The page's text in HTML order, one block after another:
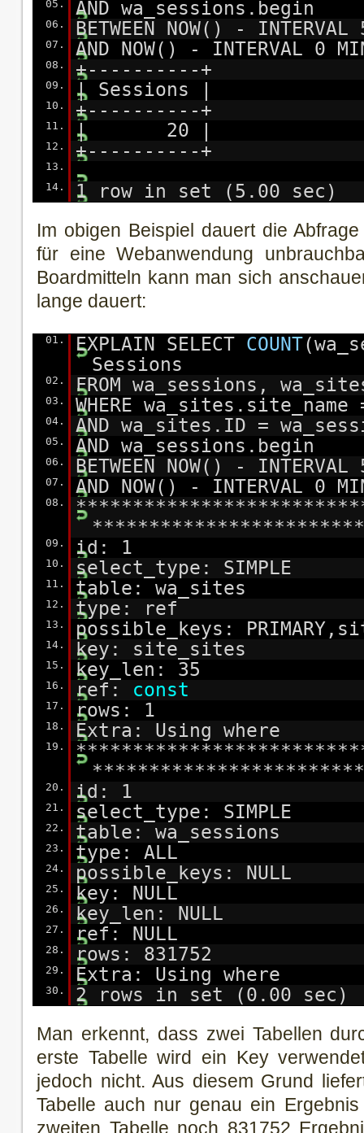
05. AND wa_sessions.begin
06. BETWEEN NOW() - INTERVAL
07. AND NOW() - INTERVAL 0
08. +----------+
09. | Sessions |
10. +----------+
11. | 20 |
12. +----------+
13.
14.
1 row in set (5.00 sec)
Im obigen Beispiel dauert die
für eine Webanwendung
Boardmitteln kann man sich
lange dauert:
01. EXPLAIN SELECT COUNT
Sessions
02. FROM wa_sessions,
03. WHERE
04. AND wa_sites.ID =
05. AND wa_sessions.begin
06. BETWEEN NOW() - INTERVAL
07. AND NOW() - INTERVAL 0
08.
09. id: 1
10. select_type: SIMPLE
11. table: wa_sites
12. type: ref
13. possible_keys:
14. key: site_sites
15. key_len: 35
16. ref: const
17. rows: 1
18. Extra: Using where
19.
20. id: 1
21. select_type: SIMPLE
22. table: wa_sessions
23. type: ALL
24. possible_keys: NULL
25. key: NULL
26. key_len: NULL
27. ref: NULL
28. rows: 831752
29. Extra: Using where
30.
2 rows in set (0.00 sec)
Man erkennt, dass zwei Tabellen
erste Tabelle wird ein Key
jedoch nicht. Aus diesem Grund
Tabelle auch nur genau ein
zweiten Tabelle noch 831752